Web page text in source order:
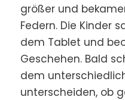
größer und
Federn. Die Kinder
dem Tablet und
Geschehen. Bald
dem
unterscheiden, ob